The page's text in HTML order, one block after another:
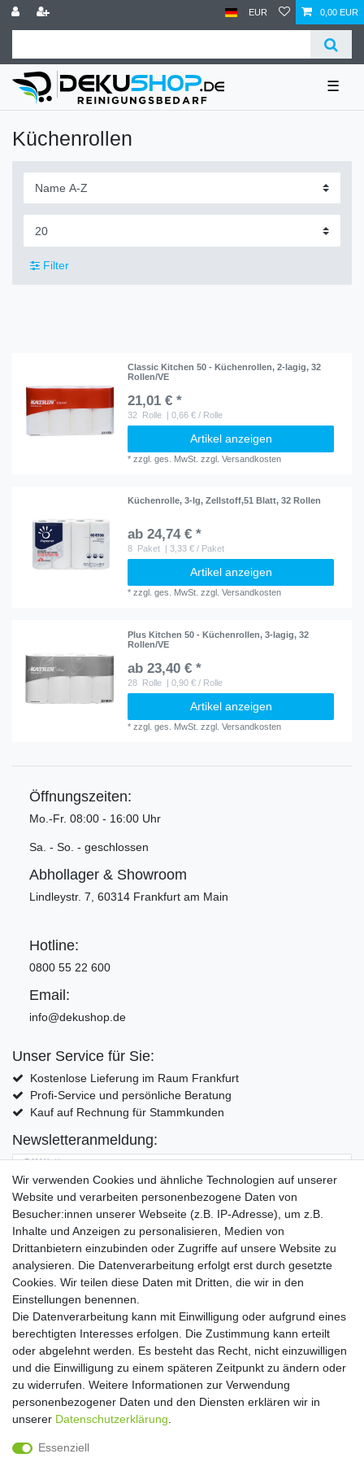
EUR 0,00 EUR
☰
Küchenrollen
Filter
Classic Kitchen 50 - Küchenrollen, 2-lagig, 32
Rollen/VE
21,01 € *
32 Rolle | 0,66 € / Rolle
Artikel anzeigen
*zzgl. ges. MwSt. zzgl.Versandkosten
Küchenrolle, 3-lg, Zellstoff,51 Blatt, 32 Rollen
ab 24,74 € *
8 Paket | 3,33 € / Paket
Artikel anzeigen
*zzgl. ges. MwSt. zzgl.Versandkosten
Plus Kitchen 50 - Küchenrollen, 3-lagig, 32
Rollen/VE
ab 23,40 € *
28 Rolle | 0,90 € / Rolle
Artikel anzeigen
*zzgl. ges. MwSt. zzgl.Versandkosten
Öffnungszeiten:
Mo.-Fr. 08:00 - 16:00 Uhr
Sa. - So. - geschlossen
Abhollager & Showroom
Lindleystr. 7, 60314 Frankfurt am Main
Hotline:
0800 55 22 600
Email:
info@dekushop.de
Unser Service für Sie:
Kostenlose Lieferung im Raum Frankfurt
Profi-Service und persönliche Beratung
Kauf auf Rechnung für Stammkunden
Newsletteranmeldung:
E-MAIL **
Hiermit bestätige ich, dass ich die Daten­schutz­erklärung
Einwilligung kann ich jederzeit widerrufen.**
Abonnieren
** Hierbei handelt es sich um ein Pflichtfeld.
Widerrufs­recht Widerrufs­formular Impressum
Daten­schutz­erklärung AGB Kontakt
Wir verwenden Cookies und ähnliche Technologien auf unserer
Website und verarbeiten personenbezogene Daten von
Besucher:innen unserer Webseite (z.B. IP-Adresse), um z.B.
Inhalte und Anzeigen zu personalisieren, Medien von
Drittanbietern einzubinden oder Zugriffe auf unsere Website zu
analysieren. Die Datenverarbeitung erfolgt erst durch gesetzte
Cookies. Wir teilen diese Daten mit Dritten, die wir in den
Einstellungen benennen.
Die Datenverarbeitung kann mit Einwilligung oder aufgrund eines
berechtigten Interesses erfolgen. Die Zustimmung kann erteilt
oder abgelehnt werden. Es besteht das Recht, nicht einzuwilligen
und die Einwilligung zu einem späteren Zeitpunkt zu ändern oder
zu widerrufen. Weitere Informationen zur Verwendung
personenbezogener Daten und den Diensten erklären wir in
unserer Daten­schutz­erklärung
Essenziell
Copyright 2016 | Dekushop.de | Alle Rechte vorbehalten. |